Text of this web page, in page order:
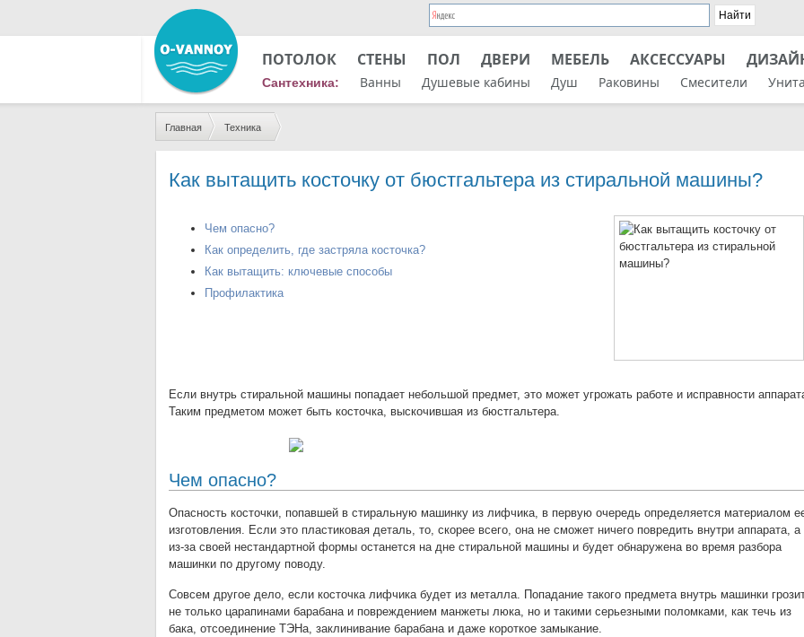
ПОТОЛОК СТЕНЫ ПОЛ ДВЕРИ МЕБЕЛЬ АКСЕССУАРЫ
Сантехника: Ванны Душевые кабины Душ Раковины Смесители
Главная Техника
Как вытащить косточку от бюстгальтера из стиральной машины?
Чем опасно?
Как определить, где застряла косточка?
Как вытащить: ключевые способы
Профилактика
Если внутрь стиральной машины попадает небольшой предмет, это может угрожать работе и исправности
Таким предметом может быть косточка, выскочившая из бюстгальтера.
Чем опасно?
Опасность косточки, попавшей в стиральную машинку из лифчика, в первую очередь определяется материалом
изготовления. Если это пластиковая деталь, то, скорее всего, она не сможет ничего повредить внутри аппарата, а
из-за своей нестандартной формы останется на дне стиральной машины и будет обнаружена во время разбора
машинки по другому поводу.
Совсем другое дело, если косточка лифчика будет из металла. Попадание такого предмета внутрь машинки
не только царапинами барабана и повреждением манжеты люка, но и такими серьезными поломками, как течь из
бака, отсоединение ТЭНа, заклинивание барабана и даже короткое замыкание.